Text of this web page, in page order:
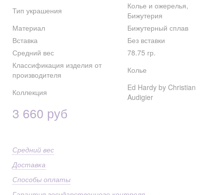
Тип украшения
Колье и ожерелья,
Бижутерия
Материал
Бижутерный сплав
Вставка
Без вставки
Средний вес
78.75 гр.
Классификация изделия от
производителя
Колье
Коллекция
Ed Hardy by Christian
Audigier
3 660 руб
Средний вес
Доставка
Способы оплаты